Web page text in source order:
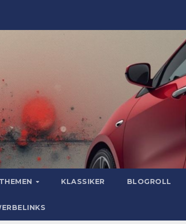
KLASSIKER BLOGROLL